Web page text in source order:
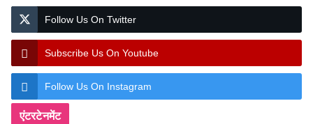
Follow Us On Twitter
Subscribe Us On Youtube
Follow Us On Instagram
एंटरटेनमेंट